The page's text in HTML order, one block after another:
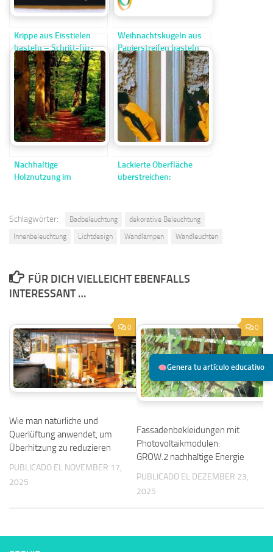
Genera tu artículo educativo
Krippe aus Eisstielen
basteln – Schritt-für-
Schritt-Anleitung
Weihnachtskugeln aus
Papierstreifen basteln
Nachhaltige
Holznutzung im
Lackierte Oberfläche
überstreichen:
Schlagwörter: Badbeleuchtung
dekorative Beleuchtung
Innenbeleuchtung
Lichtdesign Wandlampen Wandleuchten
FÜR DICH VIELLEICHT EBENFALLS
INTERESSANT …
0
Wie man natürliche und
Querlüftung anwendet, um
Überhitzung zu reduzieren
PUBLICADO EL NOVEMBER 17,
2025
0
Fassadenbekleidungen mit
Photovoltaikmodulen:
GROW.2 nachhaltige Energie
PUBLICADO EL DEZEMBER 23,
2025